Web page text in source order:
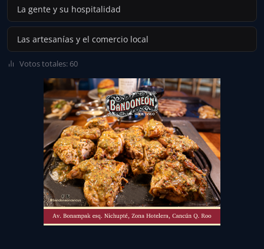
La gente y su hospitalidad
Las artesanías y el comercio local
Votos totales: 60